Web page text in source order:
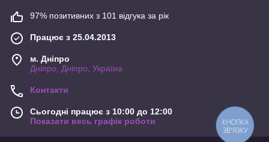
97% позитивних з 101 відгука за рік
Працює з 25.04.2013
м. Дніпро
Дніпро, Дніпро, Україна
Контакти
Сьогодні працює з 10:00 до 12:00
Показати весь графік роботи
КНОПКА
ЗВ'ЯЗКУ